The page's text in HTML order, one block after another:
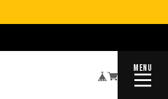
MENU
CLOSE